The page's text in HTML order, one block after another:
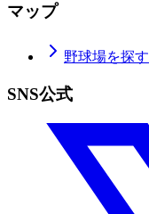
マップ
野球場を探す
SNS公式